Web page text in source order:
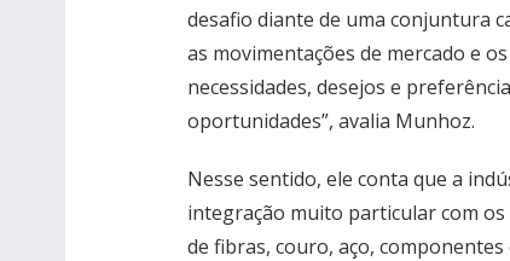
desafio diante de uma conjuntura
as movimentações de mercado e
necessidades, desejos e
oportunidades”, avalia Munhoz.
Nesse sentido, ele conta que a
integração muito particular com
de fibras, couro, aço,